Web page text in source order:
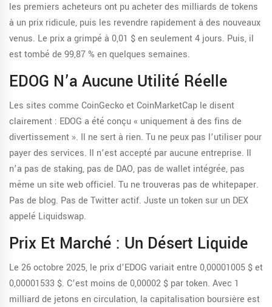
les premiers acheteurs ont pu acheter des milliards de tokens
à un prix ridicule, puis les revendre rapidement à des nouveaux
venus. Le prix a grimpé à 0,01 $ en seulement 4 jours. Puis, il
est tombé de 99,87 % en quelques semaines.
EDOG N’a Aucune Utilité Réelle
Les sites comme CoinGecko et CoinMarketCap le disent
clairement : EDOG a été conçu « uniquement à des fins de
divertissement ». Il ne sert à rien. Tu ne peux pas l’utiliser pour
payer des services. Il n’est accepté par aucune entreprise. Il
n’a pas de staking, pas de DAO, pas de wallet intégrée, pas
même un site web officiel. Tu ne trouveras pas de whitepaper.
Pas de blog. Pas de Twitter actif. Juste un token sur un DEX
appelé Liquidswap.
Prix Et Marché : Un Désert Liquide
Le 26 octobre 2025, le prix d’EDOG variait entre 0,00001005 $ et
0,00001533 $. C’est moins de 0,00002 $ par token. Avec 1
milliard de jetons en circulation, la capitalisation boursière est